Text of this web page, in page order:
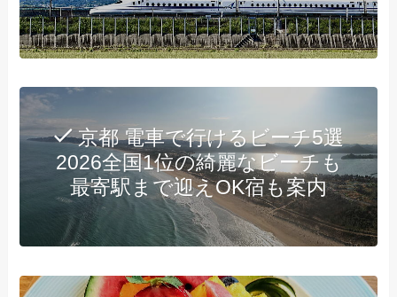
京都 電車で行けるビーチ5選
2026全国1位の綺麗なビーチも
最寄駅まで迎えOK宿も案内